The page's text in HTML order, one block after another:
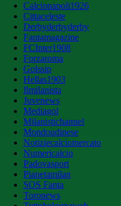
Calcionapoli1926
Cittaceleste
Derbyderbyderby
Fantamagazine
FCInter1908
Forzaroma
Golssip
Hellas1903
Ilmilanista
Juvenews
Mediagol
Milanistichannel
Mondoudinese
Notiziecalciomercato
Numericalcio
Padovasport
Pianetamilan
SOS Fanta
Toronews